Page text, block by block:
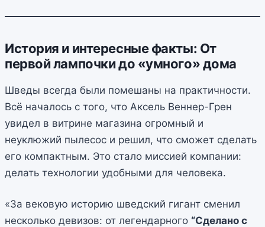
История и интересные факты: От
первой лампочки до «умного» дома
Шведы всегда были помешаны на практичности.
Всё началось с того, что Аксель Веннер-Грен
увидел в витрине магазина огромный и
неуклюжий пылесос и решил, что сможет сделать
его компактным. Это стало миссией компании:
делать технологии удобными для человека.
«За вековую историю шведский гигант сменил
несколько девизов: от легендарного “Сделано с